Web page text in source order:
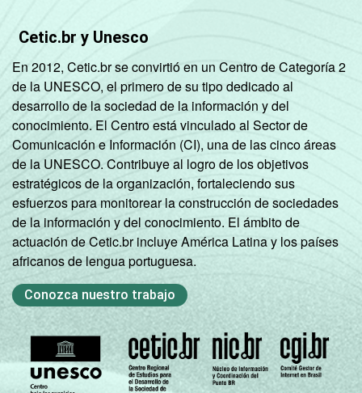
mil
habitantes
Norte -
Mais de 20
mil até 50
mil
habitantes
71 2
Norte -
Mais de 50
mil até
100 mil
habitantes
86
Norte -
Mais de
100 mil
97 3
Cetic.br y Unesco
En 2012, Cetic.br se convirtió en un Centro de Categoría 2
de la UNESCO, el primero de su tipo dedicado al
desarrollo de la sociedad de la información y del
conocimiento. El Centro está vinculado al Sector de
Comunicación e Información (CI), una de las cinco áreas
de la UNESCO. Contribuye al logro de los objetivos
estratégicos de la organización, fortaleciendo sus
esfuerzos para monitorear la construcción de sociedades
de la información y del conocimiento. El ámbito de
actuación de Cetic.br incluye América Latina y los países
africanos de lengua portuguesa.
Conozca nuestro trabajo